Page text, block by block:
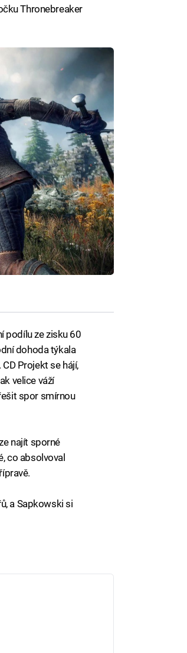
Thronebreaker
podílu ze zisku 60
dohoda týkala
Projekt se hájí,
velice váží
spor smírnou
najít sporné
co absolvoval
a Sapkowski si